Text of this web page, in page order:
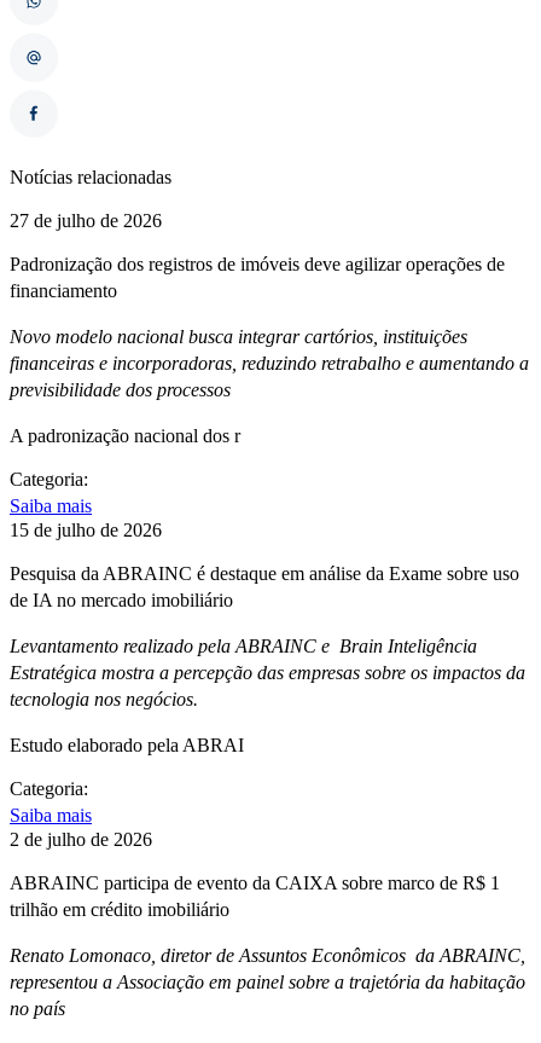
Notícias relacionadas
27 de julho de 2026
Padronização dos registros de imóveis deve agilizar operações de
financiamento
Novo modelo nacional busca integrar cartórios, instituições
financeiras e incorporadoras, reduzindo retrabalho e aumentando a
previsibilidade dos processos
A padronização nacional dos r
Categoria:
Saiba mais
15 de julho de 2026
Pesquisa da ABRAINC é destaque em análise da Exame sobre uso
de IA no mercado imobiliário
Levantamento realizado pela ABRAINC e Brain Inteligência
Estratégica mostra a percepção das empresas sobre os impactos da
tecnologia nos negócios.
Estudo elaborado pela ABRAI
Categoria:
Saiba mais
2 de julho de 2026
ABRAINC participa de evento da CAIXA sobre marco de R$ 1
trilhão em crédito imobiliário
Renato Lomonaco, diretor de Assuntos Econômicos da ABRAINC,
representou a Associação em painel sobre a trajetória da habitação
no país